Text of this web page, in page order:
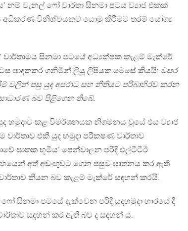
නම් වැනල් ෆෝ වාර්තා සිනමා පටය ව්‍යාජ එකක්
අධිකරණ විනිශ්චයකට යොමු කිරීමට තරම් යෝග්‍ය
වාර්තාමය සිනමා පටයේ අධ්‍යක්ෂක කැළම් මැක්රේ
පාදකකර ගනිමින් ලියූ ලිපියක මෙසේ කියයි: වසර
වලින් පසු යුද අපරාධ සහ නීතියට පරිබාහිරව කරන
බව පිළිගෙන තිබේ.
යුද හමුදාව කළ විමර්ශනයක නිගමනය වූයේ එය ව්‍යාජ
එකී යුද හමුදා පරීකෂණ වාර්තාව
ඝාතක භූමිය’ පෙන්වාලන පරිදි එල්ටීටීඊ
අත් අඩංඟුවට ගෙන පසුව ඝාතනය කර ඇති
කියන බව කැළම් මැක්රේ සඳහන් කරයි.
ෆෝ සිනමා පටයේ දැක්වෙන පරිදි යුදහමුදා භාරයේ දී
සඳහන් කර ඇති බව ද සඳහන් ය.